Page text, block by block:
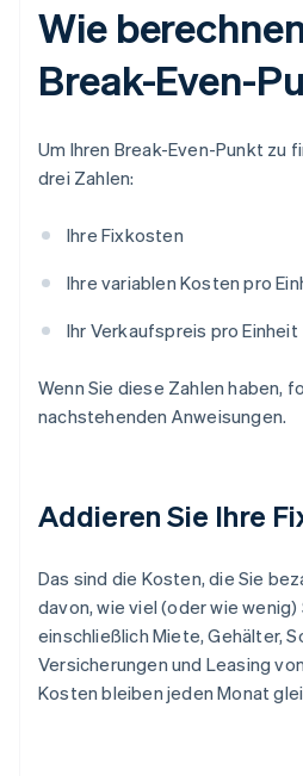
Wie
Break-Even-
Um Ihren Break-Even-Punkt zu
drei Zahlen:
Ihre Fixkosten
Ihre variablen Kosten pro
Ihr Verkaufspreis pro Einheit
Wenn Sie diese Zahlen haben,
nachstehenden Anweisungen.
Addieren Sie Ihre
Das sind die Kosten, die Sie
davon, wie viel (oder wie wenig)
einschließlich Miete, Gehälter,
Versicherungen und Leasing
Kosten bleiben jeden Monat